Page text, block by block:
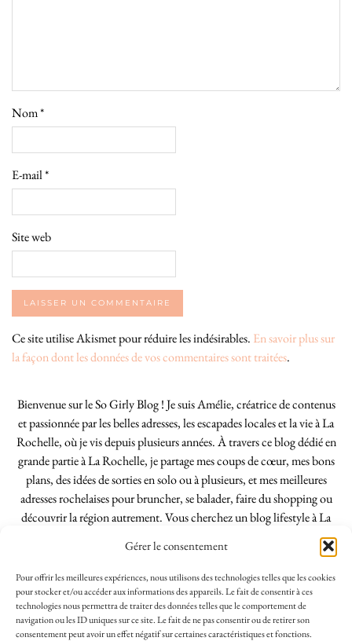
Gérer le consentement
Pour offrir les meilleures expériences, nous utilisons des technologies telles que les cookies
pour stocker et/ou accéder aux informations des appareils. Le fait de consentir à ces
technologies nous permettra de traiter des données telles que le comportement de
navigation ou les ID uniques sur ce site. Le fait de ne pas consentir ou de retirer son
consentement peut avoir un effet négatif sur certaines caractéristiques et fonctions.
Nom*
E-mail*
Site web
Ce site utilise Akismet pour réduire les indésirables. En savoir plus sur
la façon dont les données de vos commentaires sont traitées.
Bienvenue sur le So Girly Blog ! Je suis Amélie, créatrice de contenus
et passionnée par les belles adresses, les escapades locales et la vie à La
Rochelle, où je vis depuis plusieurs années. À travers ce blog dédié en
grande partie à La Rochelle, je partage mes coups de cœur, mes bons
plans, des idées de sorties en solo ou à plusieurs, et mes meilleures
adresses rochelaises pour bruncher, se balader, faire du shopping ou
découvrir la région autrement. Vous cherchez un blog lifestyle à La
Rochelle, tenu par une locale ? Vous êtes au bon endroit. Que vous
soyez Rochelais·e ou de passage dans notre belle ville, j’espère que mes
articles vous aideront à profiter de La Rochelle comme un·e vrai·e
initié·e. !